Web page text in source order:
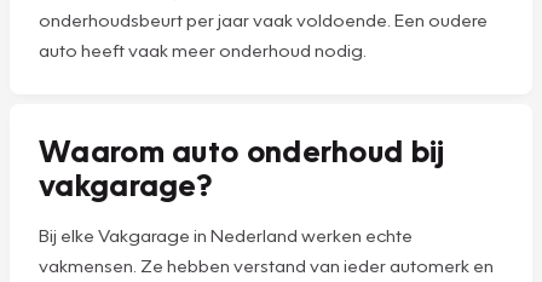
onderhoudsbeurt per jaar vaak voldoende. Een oudere
auto heeft vaak meer onderhoud nodig.
Waarom auto onderhoud bij
vakgarage?
Bij elke Vakgarage in Nederland werken echte
vakmensen. Ze hebben verstand van ieder automerk en